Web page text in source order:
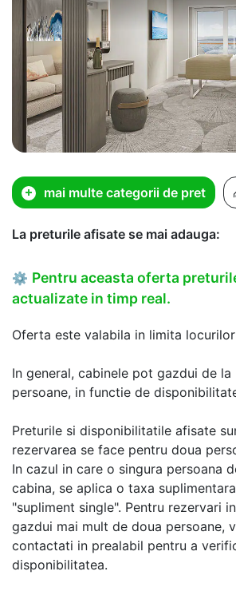
mai multe categorii de pret
La preturile afisate se mai adauga:
⚙ Pentru aceasta oferta
actualizate in timp real.
Oferta este valabila in limita
In general, cabinele pot gazdui de la
persoane, in functie de
Preturile si disponibilitatile afisate
rezervarea se face pentru doua
In cazul in care o singura persoana
cabina, se aplica o taxa
"supliment single". Pentru rezervari
gazdui mai mult de doua persoane,
contactati in prealabil pentru a
disponibilitatea.